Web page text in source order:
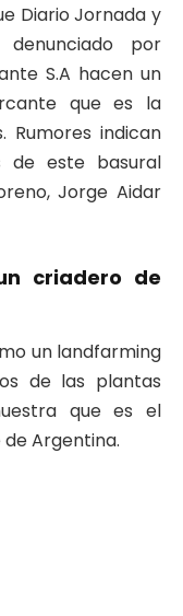
Diario Jornada y
por
S.A hacen un
que es la
Rumores indican
de este basural
Jorge Aidar
criadero de
un landfarming
de las plantas
que es el
Argentina.